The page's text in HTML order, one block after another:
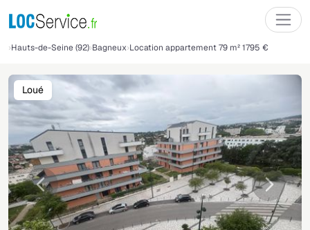
Hauts-de-Seine (92) Bagneux Location appartement 79 m² 1795 €
Précédente
Loué